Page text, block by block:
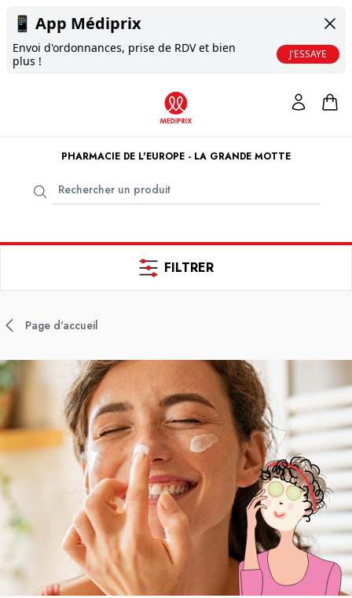
📱 App Médiprix
Envoi d'ordonnances, prise de RDV et bien
plus !
J'ESSAYE
PHARMACIE DE L'EUROPE - LA GRANDE MOTTE
FILTRER
Page d'accueil